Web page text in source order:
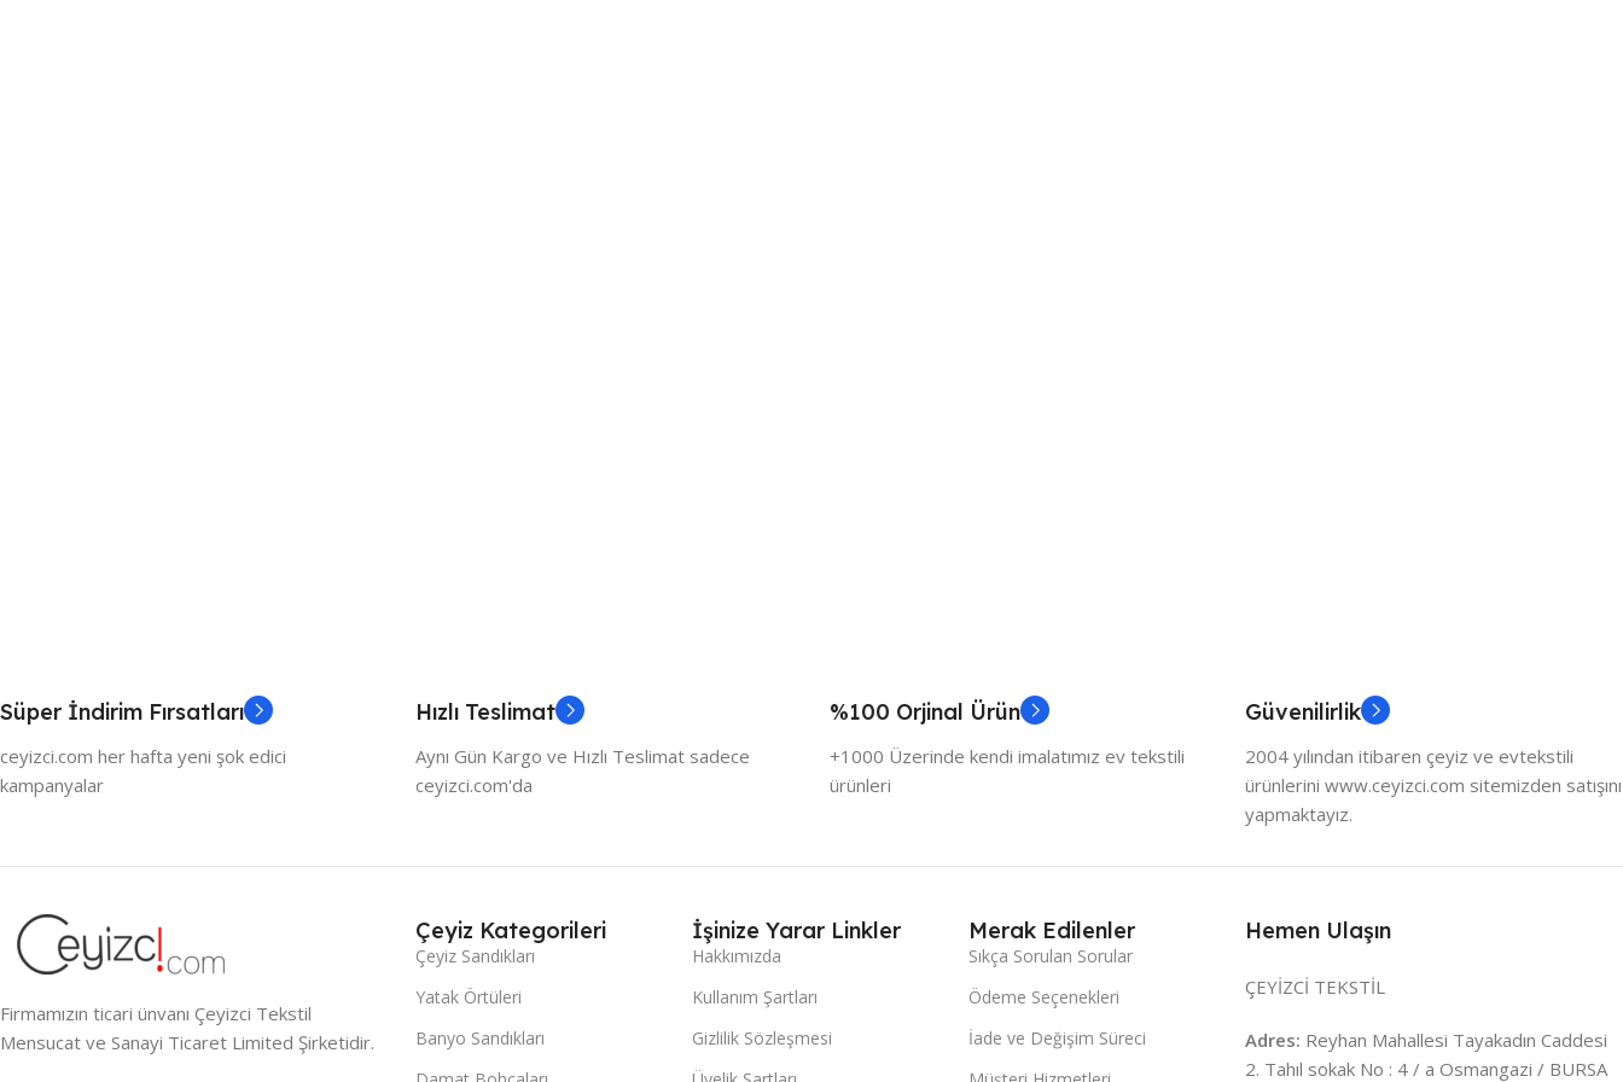
Süper İndirim Fırsatları
ceyizci.com her hafta yeni şok edici
kampanyalar
Hızlı Teslimat
Aynı Gün Kargo ve Hızlı Teslimat sadece
ceyizci.com'da
%100 Orjinal Ürün
+1000 Üzerinde kendi imalatımız ev tekstili
ürünleri
Güvenilirlik
2004 yılından itibaren çeyiz ve evtekstili
ürünlerini www.ceyizci.com sitemizden satışını
yapmaktayız.
Firmamızın ticari ünvanı Çeyizci Tekstil
Mensucat ve Sanayi Ticaret Limited Şirketidir.
Çeyiz Kategorileri
Çeyiz Sandıkları
Yatak Örtüleri
Banyo Sandıkları
İşinize Yarar Linkler
Hakkımızda
Kullanım Şartları
Gizlilik Sözleşmesi
Merak Edilenler
Sıkça Sorulan Sorular
Ödeme Seçenekleri
İade ve Değişim Süreci
Hemen Ulaşın
ÇEYİZCİ TEKSTİL
Adres: Reyhan Mahallesi Tayakadın Caddesi
2. Tahıl sokak No : 4 / a Osmangazi / BURSA